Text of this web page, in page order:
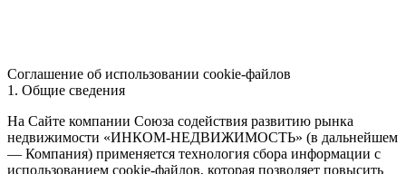
Соглашение об использовании cookie-файлов
1. Общие сведения
На Сайте компании Союза содействия развитию рынка
недвижимости «ИНКОМ-НЕДВИЖИМОСТЬ» (в дальнейшем
— Компания) применяется технология сбора информации с
использованием cookie-файлов, которая позволяет повысить